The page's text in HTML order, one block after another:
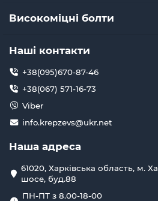
Високоміцні болти
Наші контакти
+38(095)670-87-46
+38(067) 571-16-73
Viber
info.krepzevs@ukr.net
Наша адреса
61020, Харківська область, м.
шосе, буд.88
ПН-ПТ з 8.00-18-00